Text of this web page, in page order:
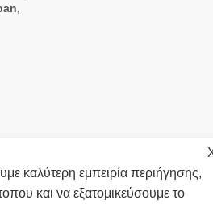
καλύτερη εμπειρία περιήγησης,
και να εξατομικεύσουμε το